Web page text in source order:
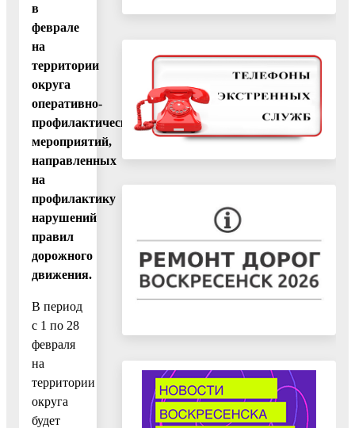
в
феврале
на
территории
округа
оперативно-
профилактических
мероприятий,
направленных
на
профилактику
нарушений
правил
дорожного
движения.
В период
с 1 по 28
февраля
на
территории
округа
будет